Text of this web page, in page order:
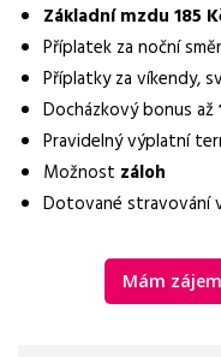
Pracovní doba
18:00–6:00
Forma práce
práce na pracovišti
Vzdělání
Základní
Dojíždění / svoz
výborná dostupnost
Základní mzdu 185
Příplatek za noční
Příplatky za víkendy,
Docházkový bonus až
Pravidelný výplatní
Možnost záloh
Dotované stravování
Mám zájem